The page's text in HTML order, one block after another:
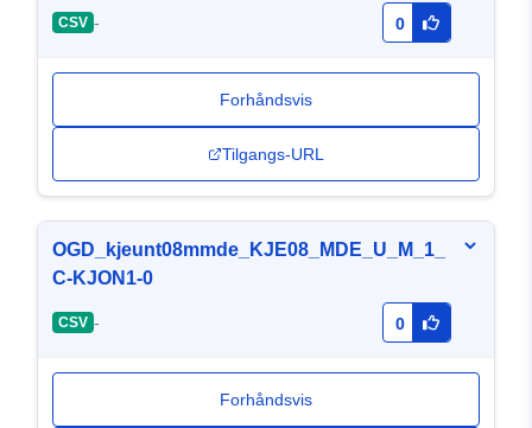
CSV - 0
Forhåndsvis
Tilgangs-URL
OGD_kjeunt08mmde_KJE08_MDE_U_M_1_
C-KJON1-0
CSV - 0
Forhåndsvis